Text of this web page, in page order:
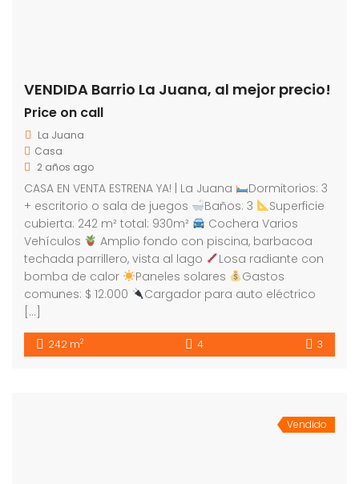
VENDIDA Barrio La Juana, al mejor precio!
Price on call
La Juana
Casa
2 años ago
CASA EN VENTA ESTRENA YA! | La Juana
Dormitorios: 3
+ escritorio o sala de juegos
Baños: 3
Superficie
cubierta: 242 m² total: 930m²
Cochera Varios
Vehículos
Amplio fondo con piscina, barbacoa
techada parrillero, vista al lago
Losa radiante con
bomba de calor
Paneles solares
Gastos
comunes: $ 12.000
Cargador para auto eléctrico
[…]
242 m2 4 3
Vendido